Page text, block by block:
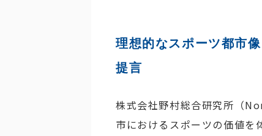
理想的なスポーツ都市
提言
株式会社野村総合研究所（
市におけるスポーツの価値を